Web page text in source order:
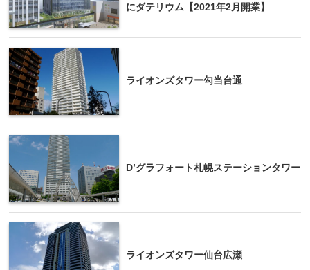
にダテリウム【2021年2月開業】
ライオンズタワー勾当台通
D’グラフォート札幌ステーションタワー
ライオンズタワー仙台広瀬